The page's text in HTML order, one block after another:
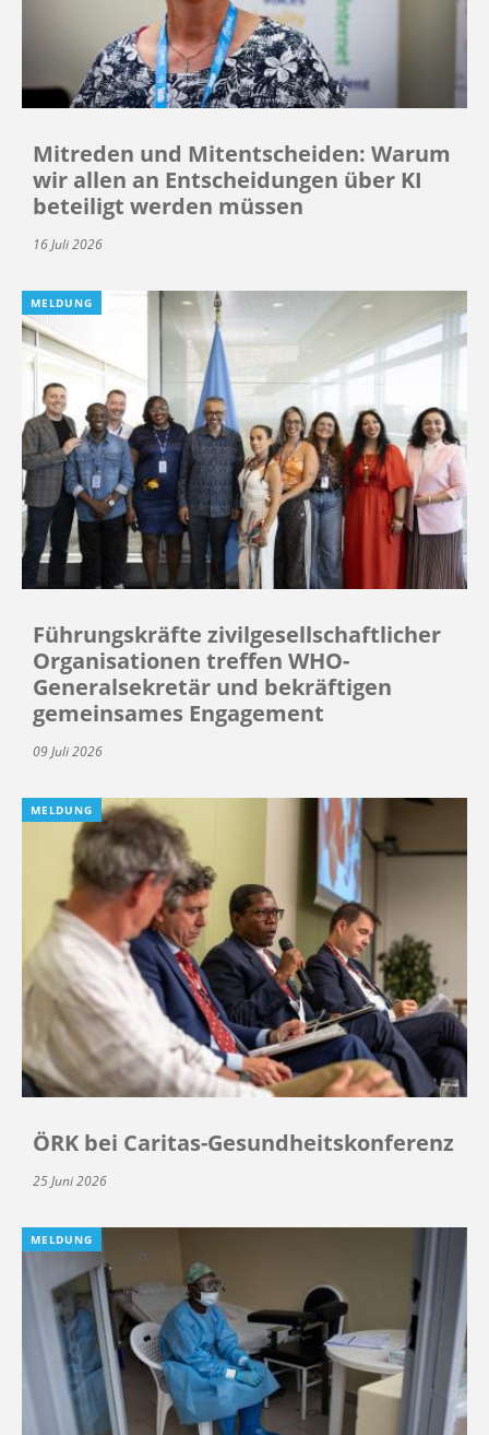
Mitreden und Mitentscheiden: Warum
wir allen an Entscheidungen über KI
beteiligt werden müssen
16 Juli 2026
MELDUNG
Führungskräfte zivilgesellschaftlicher
Organisationen treffen WHO-
Generalsekretär und bekräftigen
gemeinsames Engagement
09 Juli 2026
MELDUNG
ÖRK bei Caritas-Gesundheitskonferenz
25 Juni 2026
MELDUNG